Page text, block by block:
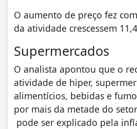
O aumento de preço fez
da atividade crescessem
Supermercados
O analista apontou que o
atividade de hiper,
alimentícios, bebidas e
por mais da metade do
pode ser explicado pela